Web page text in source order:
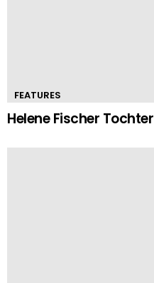
FEATURES
Helene Fischer Tochter